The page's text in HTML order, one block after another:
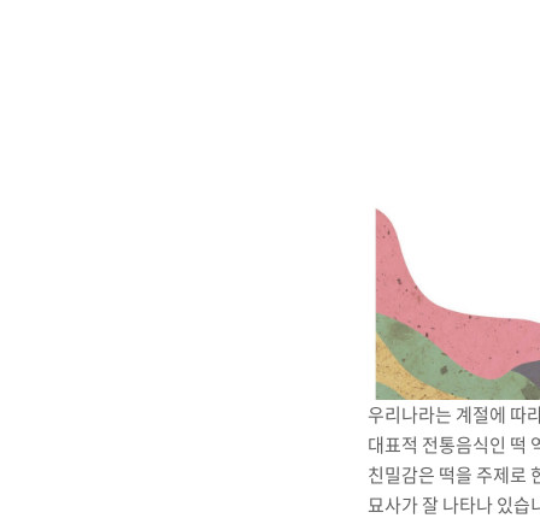
우리나라는 계절에 따
대표적 전통음식인 떡
친밀감은 떡을 주제로
묘사가 잘 나타나 있습